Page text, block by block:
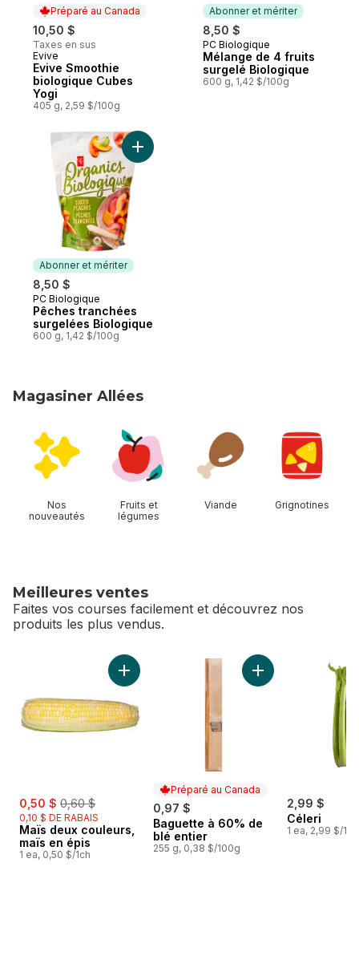
Préparé au Canada
10,50 $
Taxes en sus
Préparé au Canada
Evive
Evive Smoothie
biologique Cubes
Yogi
405 g, 2,59 $/100g
Abonner et mériter
8,50 $
Abonner et mériter
PC Biologique
Mélange de 4 fruits
surgelé Biologique
600 g, 1,42 $/100g
Abonner et mériter
8,50 $
Abonner et mériter
PC Biologique
Pêches tranchées
surgelées Biologique
600 g, 1,42 $/100g
Ajouter Pêches tranchées surgelées
Magasiner Allées
Nos
nouveautés
Fruits et
légumes
Viande Grignotines
Meilleures ventes
Faites vos courses facilement et découvrez nos
produits les plus vendus.
sauter Meilleures ventes
sale:
0,50 $ , formerly:
0,60 $
0,10 $ DE RABAIS
Maïs deux couleurs,
maïs en épis
1 ea, 0,50 $/1ch
Ajouter Maïs deux couleurs, maïs en épis
Préparé au Canada
0,97 $
Préparé au Canada
Baguette à 60% de
blé entier
255 g, 0,38 $/100g
Ajouter Baguette
2,99 $
Céleri
1 ea, 2,99 $/1ch